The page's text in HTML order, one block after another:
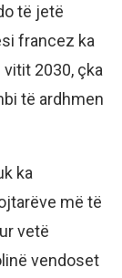
të jetë
francez ka
2030, çka
të ardhmen
ka
më të
vetë
vendoset